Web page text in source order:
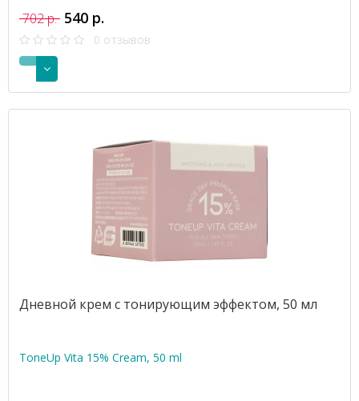
702 р. 540 р.
0 отзывов
Дневной крем с тонирующим эффектом, 50 мл
ToneUp Vita 15% Cream, 50 ml